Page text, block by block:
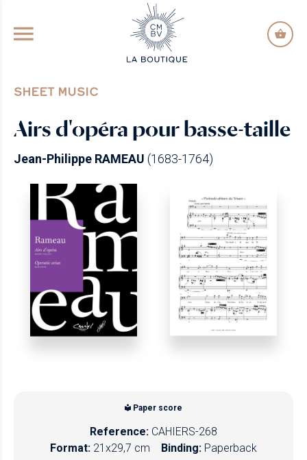
GO TO PRINCIPAL CONTENT
SHEET MUSIC
Airs d'opéra pour basse-taille
Jean-Philippe RAMEAU (1683-1764)
Paper score
Reference: CAHIERS-268
Format: 21x29,7 cm Binding: Paperback